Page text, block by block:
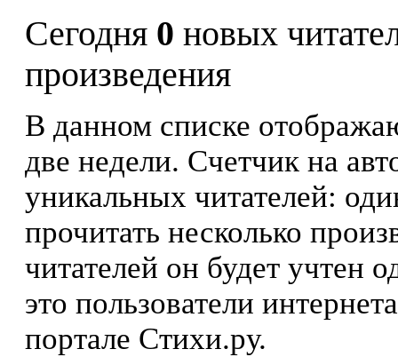
Сегодня 0 новых
произведения
В данном списке
две недели. Счетчик на
уникальных читателей:
прочитать несколько
читателей он будет учтен
это пользователи
портале Стихи.ру.